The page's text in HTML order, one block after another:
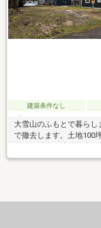
建築条件なし
大雪山のふもとで暮ら
で撤去します。土地100